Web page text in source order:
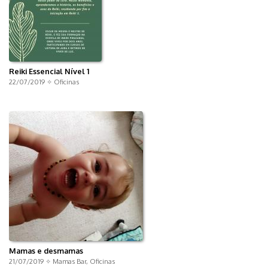
Reiki Essencial Nível 1
22/07/2019 ✧ Oficinas
Mamas e desmamas
21/07/2019 ✧ Mamas Bar, Oficinas